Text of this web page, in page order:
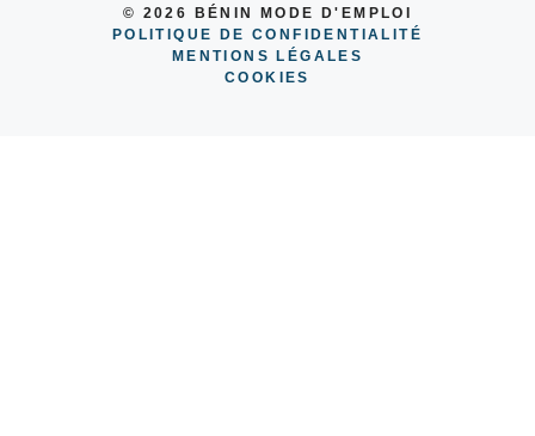
© 2026 BÉNIN MODE D'EMPLOI
POLITIQUE DE CONFIDENTIALITÉ
MENTIONS LÉGALES
COOKIES